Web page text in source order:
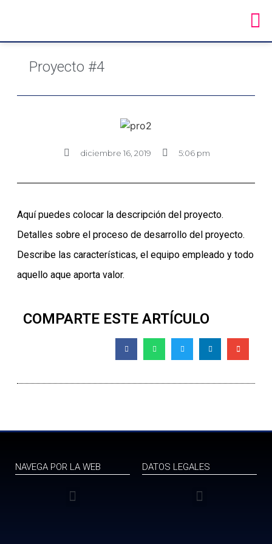
Proyecto #4
diciembre 16, 2019 5:06 pm
Aquí puedes colocar la descripción del proyecto.
Detalles sobre el proceso de desarrollo del proyecto.
Describe las características, el equipo empleado y todo
aquello aque aporta valor.
COMPARTE ESTE ARTÍCULO
NAVEGA POR LA WEB DATOS LEGALES